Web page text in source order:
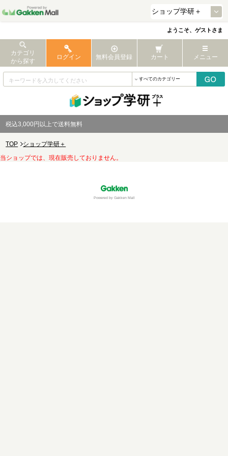
ようこそ、ゲストさま
カテゴリ
から探す
ログイン 無料会員登録 カート メニュー
税込3,000円以上で送料無料
TOP
ショップ学研＋
当ショップでは、現在販売しておりません。
Powered by Gakken Mall